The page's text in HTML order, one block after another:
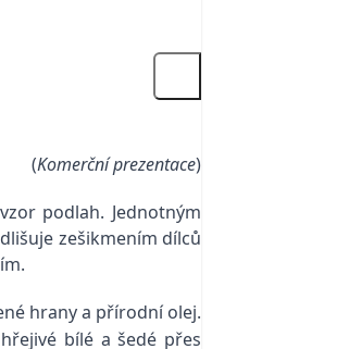
(Komerční prezentace)
podlah. Jednotným
zešikmením dílců
hrany a přírodní olej.
bílé a šedé přes